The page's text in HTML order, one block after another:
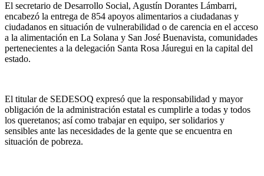
El secretario de Desarrollo Social, Agustín Dorantes Lámbarri,
encabezó la entrega de 854 apoyos alimentarios a ciudadanas y
ciudadanos en situación de vulnerabilidad o de carencia en el acceso
a la alimentación en La Solana y San José Buenavista, comunidades
pertenecientes a la delegación Santa Rosa Jáuregui en la capital del
estado.
El titular de SEDESOQ expresó que la responsabilidad y mayor
obligación de la administración estatal es cumplirle a todas y todos
los queretanos; así como trabajar en equipo, ser solidarios y
sensibles ante las necesidades de la gente que se encuentra en
situación de pobreza.